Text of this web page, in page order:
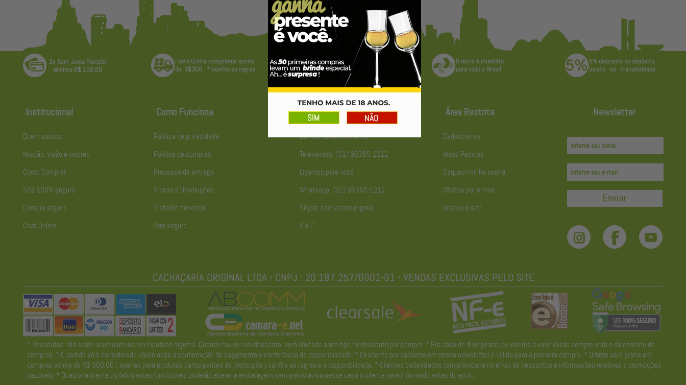
Institucional
Quem somos
Missão, visão e valores
Como Comprar
Site 100% seguro
Compra segura
Chat Online
Como Funciona
Política de privacidade
Política de compras
Processo de entrega
Trocas e Devoluções
Trabalhe conosco
Site seguro
Atendimento
Central de atendimento
Televendas: (31) 98365-1212
Ligamos para você
Whatsapp: (31) 98365-1212
Skype: cachacariaoriginal
S.A.C
Área Restrita
Cadastrar-se
Meus Pedidos
Esqueci minha senha
Ofertas por e-mail
Indique o site
Newsletter
* Descontos não serão acumulativos em hipótese alguma. Quando houver um desconto, será limitado a um tipo de desconto por compra. * Em caso de divergência de valores o valor válido sempre será o do carrinho de
compras. * O pedido só é considerado válido após a confirmação de pagamento e conferência da disponibilidade. * Desconto por cadastro em nosso newsletter é válido para a primeira compra. * O frete será grátis em
compras acima de R$ 300,00 ( apenas para produtos participantes da promoção ) confira as regras e a disponibilidade. * Clientes cadastrados tem prioridade no envio de descontos e informações relativas a promoções
sazonais. * Ocasionalmente os fabricantes/produtores poderão alterar a embalagem sem prévio aviso,nesse caso o cliente será informado antes do envio.